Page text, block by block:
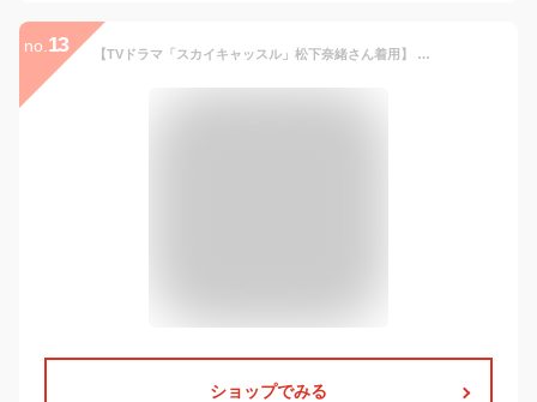
no. 13 【TVドラマ「スカイキャッスル」松下奈緒さん着用】 喪服 レディース ブラックフォーマル 正喪服 礼服 ロング丈 大きいサイズ 前開き 黒 スーツ フォーマル ブラウス スカート 入園式 卒園式 卒業式 30代 40代 50代 9号 11号 13号 15号 17号 19号 21号 NGR-2128 送料無料
ショップでみる